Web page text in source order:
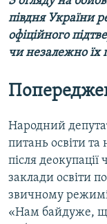
півдня України
офіційного
чи незалежно їх
Народний
питань освіти та
після деокупації
заклади освіти
звичному
«Нам байдуже,